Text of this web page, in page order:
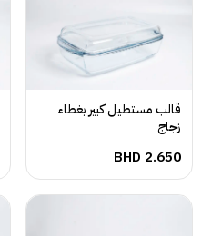
قالب مستطيل كبير بغطاء
زجاج
BHD 2.650